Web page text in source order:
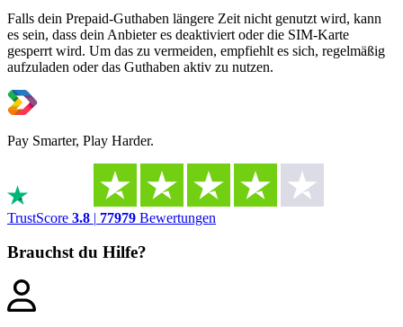
Falls dein Prepaid-Guthaben längere Zeit nicht genutzt wird, kann
es sein, dass dein Anbieter es deaktiviert oder die SIM-Karte
gesperrt wird. Um das zu vermeiden, empfiehlt es sich, regelmäßig
aufzuladen oder das Guthaben aktiv zu nutzen.
Pay Smarter, Play Harder.
TrustScore 3.8 | 77979 Bewertungen
Brauchst du Hilfe?